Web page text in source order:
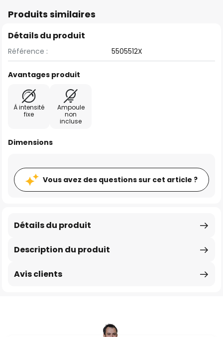
Produits similaires
Détails du produit
Référence : 5505512X
Avantages produit
À intensité
fixe
Ampoule
non
incluse
Dimensions
Vous avez des questions sur cet article ?
Description du produit
Détails du produit
Avis clients